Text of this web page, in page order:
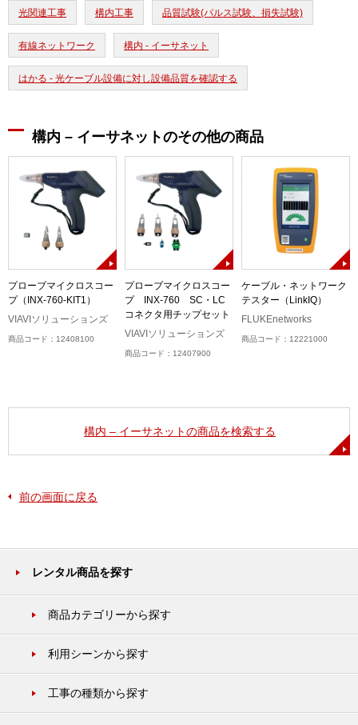
光関連工事 構内工事 品質試験(パルス試験、損失試験)
有線ネットワーク 構内 - イーサネット
はかる - 光ケーブル設備に対し設備品質を確認する
構内 – イーサネットのその他の商品
プローブマイクロスコー
プ（INX-760-KIT1）
VIAVIソリューションズ
商品コード：12408100
プローブマイクロスコー
プ INX-760 SC・LC
コネクタ用チップセット
VIAVIソリューションズ
商品コード：12407900
ケーブル・ネットワーク
テスター（LinkIQ）
FLUKEnetworks
商品コード：12221000
構内 – イーサネットの商品を検索する
前の画面に戻る
レンタル商品を探す
商品カテゴリーから探す
利用シーンから探す
工事の種類から探す